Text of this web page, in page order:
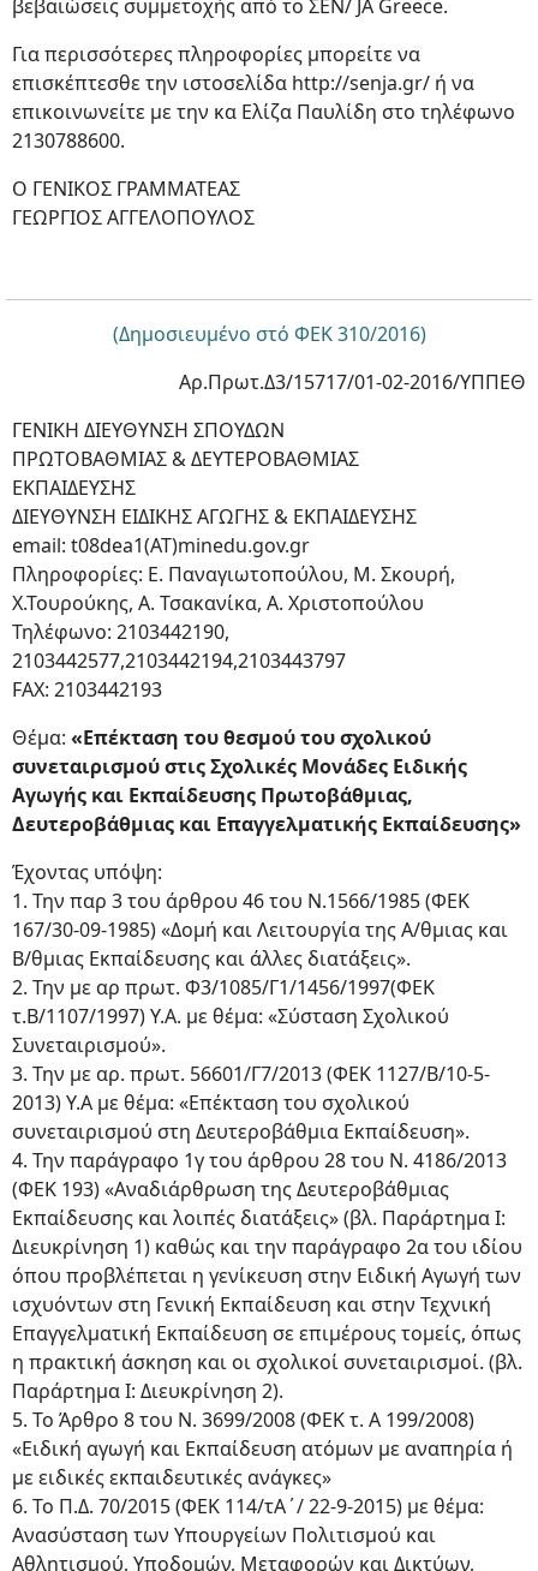
βεβαιώσεις συμμετοχής από το ΣΕΝ/ JA Greece.
Για περισσότερες πληροφορίες μπορείτε να
επισκέπτεσθε την ιστοσελίδα http://senja.gr/ ή να
επικοινωνείτε με την κα Ελίζα Παυλίδη στο τηλέφωνο
2130788600.
Ο ΓΕΝΙΚΟΣ ΓΡΑΜΜΑΤΕΑΣ
ΓΕΩΡΓΙΟΣ ΑΓΓΕΛΟΠΟΥΛΟΣ
(Δημοσιευμένο στό ΦΕΚ 310/2016)
Αρ.Πρωτ.Δ3/15717/01-02-2016/ΥΠΠΕΘ
ΓΕΝΙΚΗ ΔΙΕΥΘΥΝΣΗ ΣΠΟΥΔΩΝ
ΠΡΩΤΟΒΑΘΜΙΑΣ & ΔΕΥΤΕΡΟΒΑΘΜΙΑΣ
ΕΚΠΑΙΔΕΥΣΗΣ
ΔΙΕΥΘΥΝΣΗ ΕΙΔΙΚΗΣ ΑΓΩΓΗΣ & ΕΚΠΑΙΔΕΥΣΗΣ
email: t08dea1(ΑΤ)minedu.gov.gr
Πληροφορίες: Ε. Παναγιωτοπούλου, Μ. Σκουρή,
Χ.Τουρούκης, Α. Τσακανίκα, Α. Χριστοπούλου
Τηλέφωνο: 2103442190,
2103442577,2103442194,2103443797
FAX: 2103442193
Θέμα: «Επέκταση του θεσμού του σχολικού
συνεταιρισμού στις Σχολικές Μονάδες Ειδικής
Αγωγής και Εκπαίδευσης Πρωτοβάθμιας,
Δευτεροβάθμιας και Επαγγελματικής Εκπαίδευσης»
Έχοντας υπόψη:
1. Την παρ 3 του άρθρου 46 του Ν.1566/1985 (ΦΕΚ
167/30-09-1985) «Δομή και Λειτουργία της Α/θμιας και
Β/θμιας Εκπαίδευσης και άλλες διατάξεις».
2. Την με αρ πρωτ. Φ3/1085/Γ1/1456/1997(ΦΕΚ
τ.Β/1107/1997) Υ.Α. με θέμα: «Σύσταση Σχολικού
Συνεταιρισμού».
3. Την με αρ. πρωτ. 56601/Γ7/2013 (ΦΕΚ 1127/Β/10-5-
2013) Υ.Α με θέμα: «Επέκταση του σχολικού
συνεταιρισμού στη Δευτεροβάθμια Εκπαίδευση».
4. Την παράγραφο 1γ του άρθρου 28 του Ν. 4186/2013
(ΦΕΚ 193) «Αναδιάρθρωση της Δευτεροβάθμιας
Εκπαίδευσης και λοιπές διατάξεις» (βλ. Παράρτημα Ι:
Διευκρίνηση 1) καθώς και την παράγραφο 2α του ιδίου
όπου προβλέπεται η γενίκευση στην Ειδική Αγωγή των
ισχυόντων στη Γενική Εκπαίδευση και στην Τεχνική
Επαγγελματική Εκπαίδευση σε επιμέρους τομείς, όπως
η πρακτική άσκηση και οι σχολικοί συνεταιρισμοί. (βλ.
Παράρτημα Ι: Διευκρίνηση 2).
5. Το Άρθρο 8 του Ν. 3699/2008 (ΦΕΚ τ. Α 199/2008)
«Ειδική αγωγή και Εκπαίδευση ατόμων με αναπηρία ή
με ειδικές εκπαιδευτικές ανάγκες»
6. Το Π.Δ. 70/2015 (ΦΕΚ 114/τΑ΄/ 22-9-2015) με θέμα:
Ανασύσταση των Υπουργείων Πολιτισμού και
Αθλητισμού, Υποδομών, Μεταφορών και Δικτύων,